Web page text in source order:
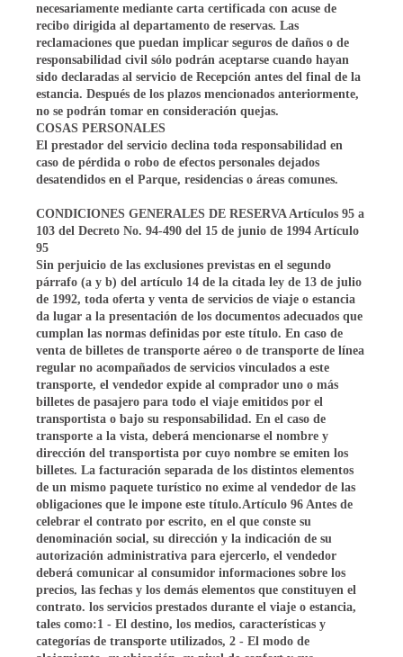
necesariamente mediante carta certificada con acuse de
recibo dirigida al departamento de reservas. Las
reclamaciones que puedan implicar seguros de daños o de
responsabilidad civil sólo podrán aceptarse cuando hayan
sido declaradas al servicio de Recepción antes del final de la
estancia. Después de los plazos mencionados anteriormente,
no se podrán tomar en consideración quejas.
COSAS PERSONALES
El prestador del servicio declina toda responsabilidad en
caso de pérdida o robo de efectos personales dejados
desatendidos en el Parque, residencias o áreas comunes.
CONDICIONES GENERALES DE RESERVAArtículos 95 a
103 del Decreto No. 94-490 del 15 de junio de 1994 Artículo
95
Sin perjuicio de las exclusiones previstas en el segundo
párrafo (a y b) del artículo 14 de la citada ley de 13 de julio
de 1992, toda oferta y venta de servicios de viaje o estancia
da lugar a la presentación de los documentos adecuados que
cumplan las normas definidas por este título. En caso de
venta de billetes de transporte aéreo o de transporte de línea
regular no acompañados de servicios vinculados a este
transporte, el vendedor expide al comprador uno o más
billetes de pasajero para todo el viaje emitidos por el
transportista o bajo su responsabilidad. En el caso de
transporte a la vista, deberá mencionarse el nombre y
dirección del transportista por cuyo nombre se emiten los
billetes. La facturación separada de los distintos elementos
de un mismo paquete turístico no exime al vendedor de las
obligaciones que le impone este título.Artículo 96 Antes de
celebrar el contrato por escrito, en el que conste su
denominación social, su dirección y la indicación de su
autorización administrativa para ejercerlo, el vendedor
deberá comunicar al consumidor informaciones sobre los
precios, las fechas y los demás elementos que constituyen el
contrato. los servicios prestados durante el viaje o estancia,
tales como:1 - El destino, los medios, características y
categorías de transporte utilizados, 2 - El modo de